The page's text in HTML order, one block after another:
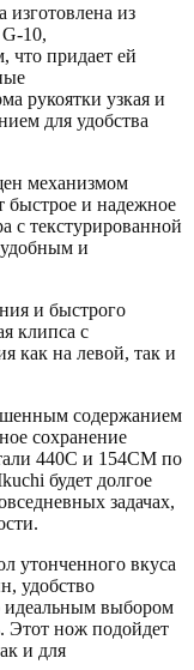
изготовлена из
10,
что придает ей
рукоятки узкая и
для удобства
механизмом
быстрое и надежное
с текстурированной
удобным и
и быстрого
клипса с
как на левой, так и
содержанием
сохранение
440C и 154CM по
будет долгое
задачах,
утонченного вкуса
удобство
идеальным выбором
Этот нож подойдет
и для